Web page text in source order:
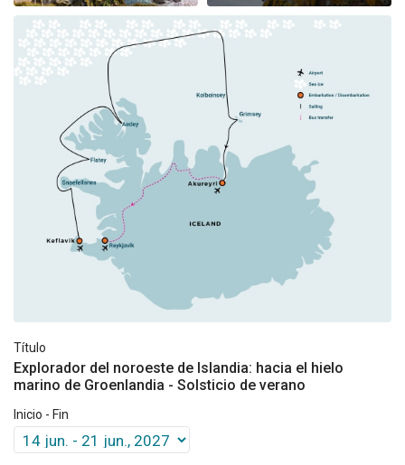
Título
Explorador del noroeste de Islandia: hacia el hielo
marino de Groenlandia - Solsticio de verano
Inicio - Fin